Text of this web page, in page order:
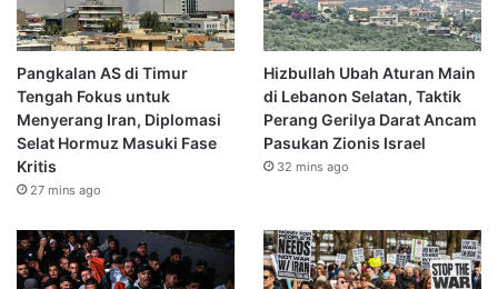
Pangkalan AS di Timur
Tengah Fokus untuk
Menyerang Iran, Diplomasi
Selat Hormuz Masuki Fase
Kritis
27 mins ago
Hizbullah Ubah Aturan Main
di Lebanon Selatan, Taktik
Perang Gerilya Darat Ancam
Pasukan Zionis Israel
32 mins ago